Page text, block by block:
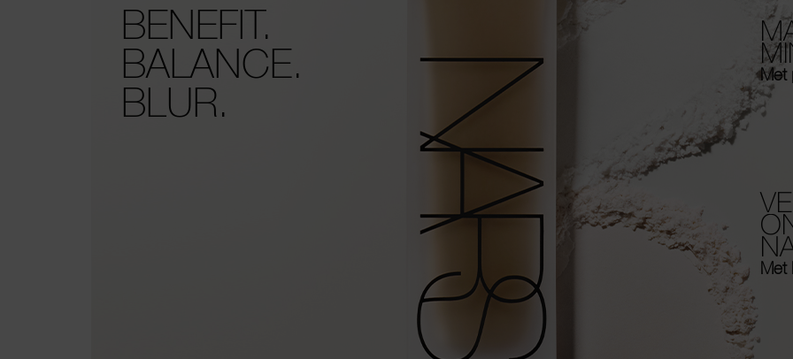
BENEFIT.
BALANCE.
BLUR.
Met
Met